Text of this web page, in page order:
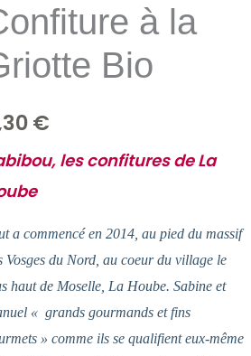
à la
Bio
€
les confitures de La
a commencé en 2014, au pied du massif
Vosges du Nord, au coeur du village le
haut de Moselle, La Hoube. Sabine et
« grands gourmands et fins
» comme ils se qualifient eux-même